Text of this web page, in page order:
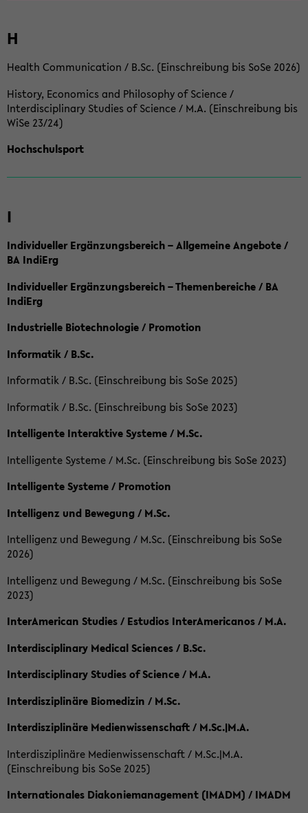
H
Health Communication / B.Sc. (Einschreibung bis SoSe 2026)
History, Economics and Philosophy of Science /
Interdisciplinary Studies of Science / M.A. (Einschreibung bis
WiSe 23/24)
Hochschulsport
I
Individueller Ergänzungsbereich – Allgemeine Angebote /
BA IndiErg
Individueller Ergänzungsbereich – Themenbereiche / BA
IndiErg
Industrielle Biotechnologie / Promotion
Informatik / B.Sc.
Informatik / B.Sc. (Einschreibung bis SoSe 2025)
Informatik / B.Sc. (Einschreibung bis SoSe 2023)
Intelligente Interaktive Systeme / M.Sc.
Intelligente Systeme / M.Sc. (Einschreibung bis SoSe 2023)
Intelligente Systeme / Promotion
Intelligenz und Bewegung / M.Sc.
Intelligenz und Bewegung / M.Sc. (Einschreibung bis SoSe
2026)
Intelligenz und Bewegung / M.Sc. (Einschreibung bis SoSe
2023)
InterAmerican Studies / Estudios InterAmericanos / M.A.
Interdisciplinary Medical Sciences / B.Sc.
Interdisciplinary Studies of Science / M.A.
Interdisziplinäre Biomedizin / M.Sc.
Interdisziplinäre Medienwissenschaft / M.Sc.|M.A.
Interdisziplinäre Medienwissenschaft / M.Sc.|M.A.
(Einschreibung bis SoSe 2025)
Internationales Diakoniemanagement (IMADM) / IMADM